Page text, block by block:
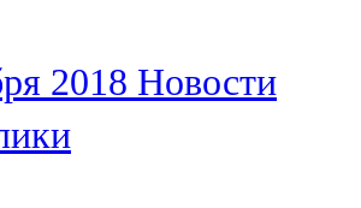
2018 Новости